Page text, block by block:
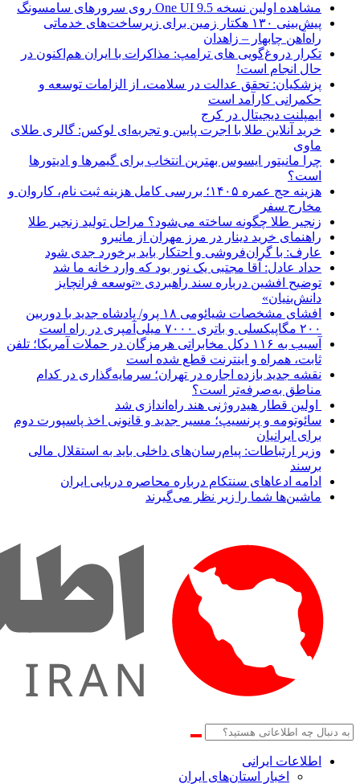
مشاهده اولین نسخه One UI 9.5 روی سرورهای سامسونگ
پیش‌بینی ۱۳۰ هکتار زمین برای زیرساخت‌های خدماتی
راه‌آهن چابهار – زاهدان
تکرار دروغ‌گویی های ترامپ: مذاکرات با ایران هم‌اکنون در
حال انجام است!
پزشکیان: تحقق عدالت در سلامت، از الزامات توسعه و
حکمرانی کارآمد است
ایمپلنت دیجیتال در کرج
خرید آنلاین طلا با اجرت پایین و تجربه‌ای لوکس: گالری طلای
ماوی
چرا مانیتور ایسوس بهترین انتخاب برای گیمرها و ادیتورها
است؟
هزینه حج عمره ۱۴۰۵؛ بررسی کامل هزینه ثبت نام، کاروان و
مخارج سفر
زنجیر طلا چگونه ساخته می‌شود؟ مراحل تولید زنجیر طلا
راهنمای خرید دینار در مرز مهران از مانیرو
عارف: با گران‌فروشی و احتکار باید برخورد جدی شود
حداد عادل: آقا مجتبی یک نور بود که وارد خانه ما شد
توضیح افشین درباره سند راهبردی «توسعه فرانچایز
دانش‌بنیان»
افشای مشخصات شیائومی ۱۸ پرو/ پادشاه جدید با دوربین
۲۰۰ مگاپیکسلی و باتری ۷۰۰۰ میلی‌آمپری در راه است
آسیب به ۱۱۶ دکل مخابراتی هرمزگان در حملات آمریکا؛ تلفن
ثابت، همراه و اینترنت ‌قطع شده است
نقشه جدید بازده اجاره در تهران؛ سرمایه‌گذاری در کدام
مناطق به‌صرفه‌تر است؟
اولین قطار هیدروژنی هند راه‌اندازی شد
سائوتومه و پرنسیپ؛ مسیر جدید و قانونی اخذ پاسپورت دوم
برای ایرانیان
وزیر ارتباطات: پیام‌رسان‌های داخلی باید به استقلال مالی
برسند
ادامه ادعاهای سنتکام درباره محاصره دریایی ایران
ماشین‌ها شما را زیر نظر می‌گیرند
اطلاعات‌ ‎ایرانی
اخبار استان‌های ایران